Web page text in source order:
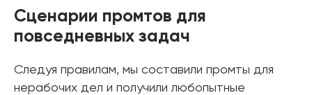
Сценарии промтов для
повседневных задач
Следуя правилам, мы составили промты для
нерабочих дел и получили любопытные